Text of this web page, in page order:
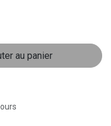
au panier